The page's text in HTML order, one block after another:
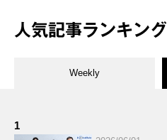
人気記事ランキング
Weekly
1